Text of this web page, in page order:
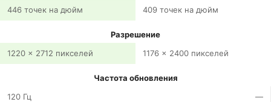
446 точек на дюйм
409 точек на дюйм
Разрешение
1220 x 2712 пикселей
1176 x 2400 пикселей
Частота обновления
120 Гц
—